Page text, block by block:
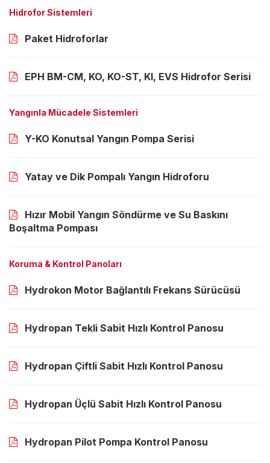
Hidrofor Sistemleri
Paket Hidroforlar
EPH BM-CM, KO, KO-ST, KI, EVS Hidrofor Serisi
Yangınla Mücadele Sistemleri
Y-KO Konutsal Yangın Pompa Serisi
Yatay ve Dik Pompalı Yangın Hidroforu
Hızır Mobil Yangın Söndürme ve Su Baskını
Boşaltma Pompası
Koruma & Kontrol Panoları
Hydrokon Motor Bağlantılı Frekans Sürücüsü
Hydropan Tekli Sabit Hızlı Kontrol Panosu
Hydropan Çiftli Sabit Hızlı Kontrol Panosu
Hydropan Üçlü Sabit Hızlı Kontrol Panosu
Hydropan Pilot Pompa Kontrol Panosu